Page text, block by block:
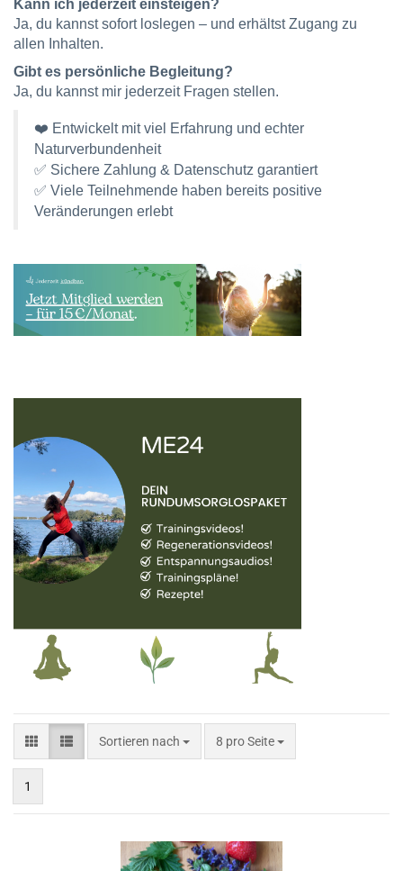
Kann ich jederzeit einsteigen?
Ja, du kannst sofort loslegen – und erhältst Zugang zu
allen Inhalten.
Gibt es persönliche Begleitung?
Ja, du kannst mir jederzeit Fragen stellen.
❤️ Entwickelt mit viel Erfahrung und echter
Naturverbundenheit
✅ Sichere Zahlung & Datenschutz garantiert
✅ Viele Teilnehmende haben bereits positive
Veränderungen erlebt
Sortieren nach 8 pro Seite
1